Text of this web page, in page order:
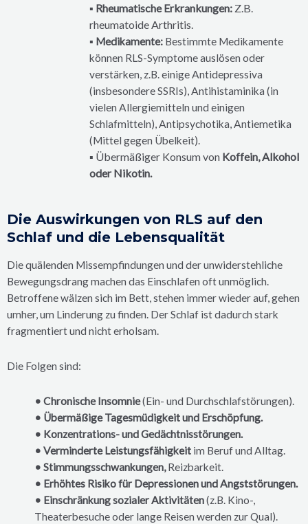
▪ Rheumatische Erkrankungen: Z.B.
rheumatoide Arthritis.
▪ Medikamente: Bestimmte Medikamente
können RLS-Symptome auslösen oder
verstärken, z.B. einige Antidepressiva
(insbesondere SSRIs), Antihistaminika (in
vielen Allergiemitteln und einigen
Schlafmitteln), Antipsychotika, Antiemetika
(Mittel gegen Übelkeit).
▪ Übermäßiger Konsum von Koffein, Alkohol
oder Nikotin.
Die Auswirkungen von RLS auf den
Schlaf und die Lebensqualität
Die quälenden Missempfindungen und der unwiderstehliche
Bewegungsdrang machen das Einschlafen oft unmöglich.
Betroffene wälzen sich im Bett, stehen immer wieder auf, gehen
umher, um Linderung zu finden. Der Schlaf ist dadurch stark
fragmentiert und nicht erholsam.
Die Folgen sind:
• Chronische Insomnie(Ein- und Durchschlafstörungen).
• Übermäßige Tagesmüdigkeit und Erschöpfung.
• Konzentrations- und Gedächtnisstörungen.
• Verminderte Leistungsfähigkeit im Beruf und Alltag.
• Stimmungsschwankungen,Reizbarkeit.
• Erhöhtes Risiko für Depressionen und Angststörungen.
• Einschränkung sozialer Aktivitäten(z.B. Kino-,
Theaterbesuche oder lange Reisen werden zur Qual).